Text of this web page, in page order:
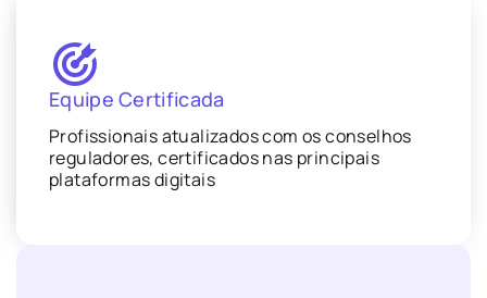
Equipe Certificada
Profissionais atualizados com os conselhos
reguladores, certificados nas principais
plataformas digitais